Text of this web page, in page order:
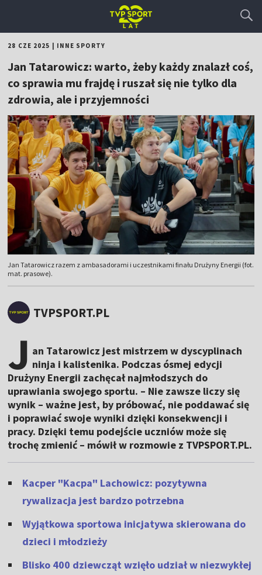
28 CZE 2025 INNE SPORTY
Jan Tatarowicz: warto, żeby każdy znalazł coś,
co sprawia mu frajdę i ruszał się nie tylko dla
zdrowia, ale i przyjemności
Jan Tatarowicz razem z ambasadorami i uczestnikami finału Drużyny Energii (fot.
mat. prasowe).
TVPSPORT.PL
J an Tatarowicz jest mistrzem w dyscyplinach
ninja i kalistenika. Podczas ósmej edycji
Drużyny Energii zachęcał najmłodszych do
uprawiania swojego sportu. – Nie zawsze liczy się
wynik – ważne jest, by próbować, nie poddawać się
i poprawiać swoje wyniki dzięki konsekwencji i
pracy. Dzięki temu podejście uczniów może się
trochę zmienić – mówił w rozmowie z TVPSPORT.PL.
Kacper "Kacpa" Lachowicz: pozytywna
rywalizacja jest bardzo potrzebna
Wyjątkowa sportowa inicjatywa skierowana do
dzieci i młodzieży
Blisko 400 dziewcząt wzięło udział w niezwykłej